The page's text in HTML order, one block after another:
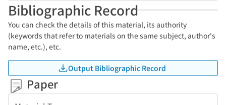
Bibliographic Record
You can check the details of this material, its authority
(keywords that refer to materials on the same subject, author's
name, etc.), etc.
Output Bibliographic Record
Paper